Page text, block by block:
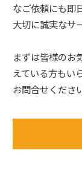
なご依頼にも即
大切に誠実なサ
まずは皆様のお
えている方もい
お問合せくださ